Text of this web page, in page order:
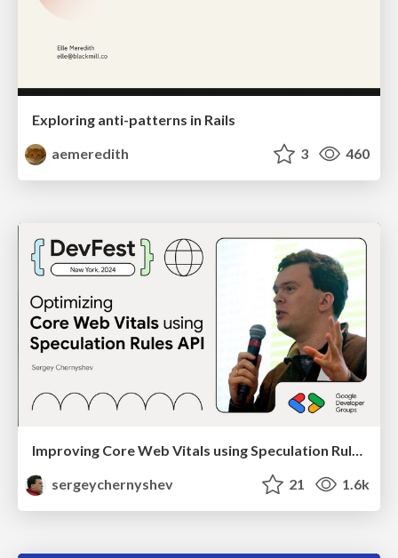
Exploring anti-patterns in Rails
aemeredith
3 460
Improving Core Web Vitals using Speculation Rules API
sergeychernyshev
21 1.6k